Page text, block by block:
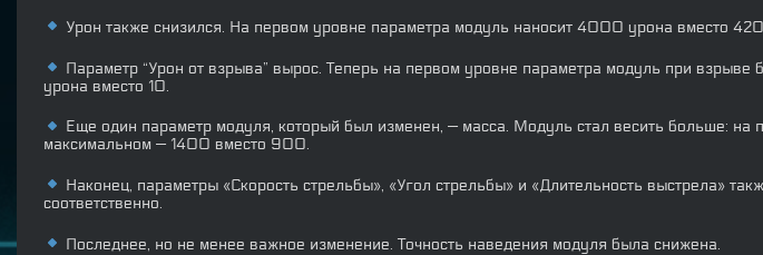
Урон также снизился. На первом уровне параметра модуль наносит 4000 урона вместо
Параметр “Урон от взрыва” вырос. Теперь на первом уровне параметра модуль при
урона вместо 10.
Еще один параметр модуля, который был изменен, — масса. Модуль стал весить больше:
максимальном — 1400 вместо 900.
Наконец, параметры «Скорость стрельбы», «Угол стрельбы» и «Длительность выстрела»
соответственно.
Последнее, но не менее важное изменение. Точность наведения модуля была снижена.